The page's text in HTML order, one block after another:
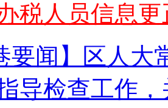
税人员信息
要闻】区人
导检查工作